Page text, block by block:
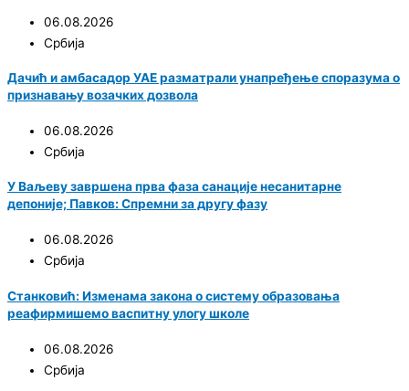
06.08.2026
Србија
Дачић и амбасадор УАЕ разматрали унапређење споразума о
признавању возачких дозвола
06.08.2026
Србија
У Ваљеву завршена прва фаза санације несанитарне
депоније; Павков: Спремни за другу фазу
06.08.2026
Србија
Станковић: Изменама закона о систему образовања
реафирмишемо васпитну улогу школе
06.08.2026
Србија